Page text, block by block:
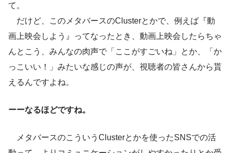
て。
だけど、このメタバースのClusterとかで、例えば『動
画上映会しよう』ってなったとき、動画上映会したらちゃ
んとこう、みんなの肉声で「ここがすごいね」とか、「か
っこいい！」みたいな感じの声が、視聴者の皆さんから貰
えるんですよね。
ーーなるほどですね。
メタバースのこういうClusterとかを使ったSNSでの活